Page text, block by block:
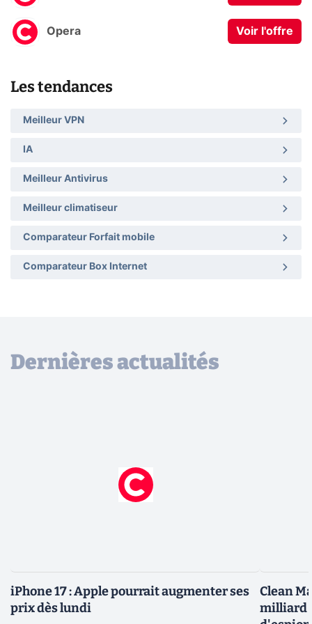
Opera Voir l'offre
Les tendances
Meilleur VPN
IA
Meilleur Antivirus
Meilleur climatiseur
Comparateur Forfait mobile
Comparateur Box Internet
Dernières actualités
iPhone 17 : Apple pourrait augmenter ses
prix dès lundi
Clean
milliard